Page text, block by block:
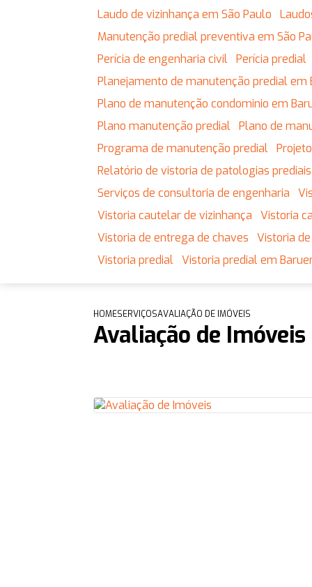
Laudo de vizinhança em São Paulo
Manutenção predial preventiva em São
Perícia de engenharia civil
Perícia predial
Planejamento de manutenção predial em
Plano de manutenção condominio em
Plano manutenção predial
Plano de
Programa de manutenção predial
Relatório de vistoria de patologias prediais
Serviços de consultoria de engenharia
Vistoria cautelar de vizinhança
Vistoria
Vistoria de entrega de chaves
Vistoria
Vistoria predial
Vistoria predial em
HOMESERVIÇOSAVALIAÇÃO DE IMÓVEIS
Avaliação de Imóveis